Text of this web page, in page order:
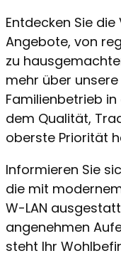
Entdecken Sie
Angebote, von
zu
mehr über
Familienbetrieb
dem Qualität,
oberste Priorität
Informieren Sie
die mit
W-LAN
angenehmen
steht Ihr